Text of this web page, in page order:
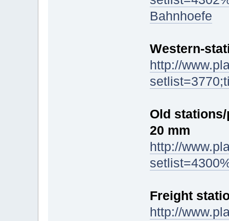
Bahnhoefe
Western-
http://
Old stations/
20 mm
http://
Freight
http://